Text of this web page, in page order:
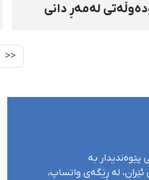
لەمەڕ دانی
هۆشداری بە ئێران
<<
پێوەندیدار بە
لە ڕێگەی واتساپ،